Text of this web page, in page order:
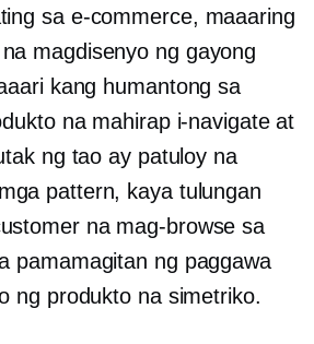
sa e-commerce, maaaring
magdisenyo ng gayong
kang humantong sa
na mahirap i-navigate at
ng tao ay patuloy na
pattern, kaya tulungan
na mag-browse sa
pamamagitan ng paggawa
ng produkto na simetriko.